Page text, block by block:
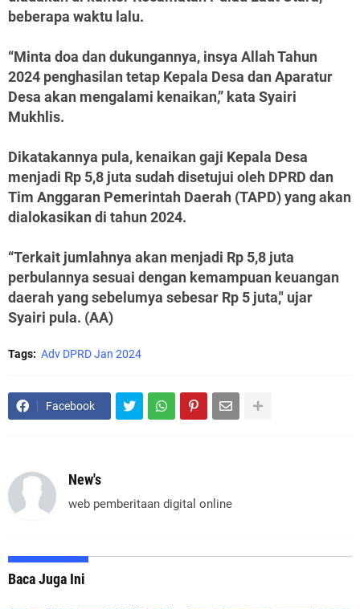
beberapa waktu lalu.
“Minta doa dan dukungannya, insya Allah Tahun
2024 penghasilan tetap Kepala Desa dan Aparatur
Desa akan mengalami kenaikan,” kata Syairi
Mukhlis.
Dikatakannya pula, kenaikan gaji Kepala Desa
menjadi Rp 5,8 juta sudah disetujui oleh DPRD dan
Tim Anggaran Pemerintah Daerah (TAPD) yang akan
dialokasikan di tahun 2024.
“Terkait jumlahnya akan menjadi Rp 5,8 juta
perbulannya sesuai dengan kemampuan keuangan
daerah yang sebelumya sebesar Rp 5 juta," ujar
Syairi pula. (AA)
Tags: Adv DPRD Jan 2024
Facebook
New's
web pemberitaan digital online
Baca Juga Ini